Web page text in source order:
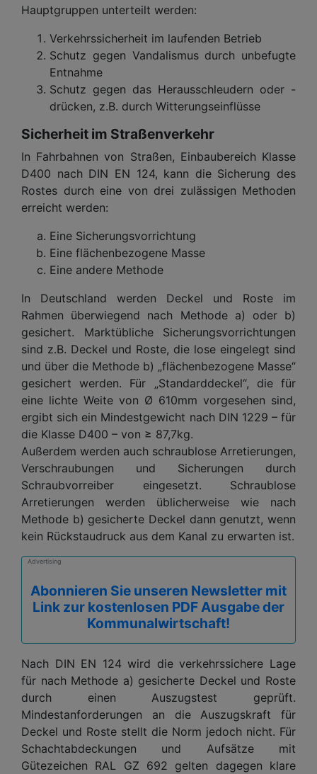
Hauptgruppen unterteilt werden:
Verkehrssicherheit im laufenden Betrieb
Schutz gegen Vandalismus durch unbefugte
Entnahme
Schutz gegen das Herausschleudern oder -
drücken, z.B. durch Witterungseinflüsse
Sicherheit im Straßenverkehr
In Fahrbahnen von Straßen, Einbaubereich Klasse
D400 nach DIN EN 124, kann die Sicherung des
Rostes durch eine von drei zulässigen Methoden
erreicht werden:
Eine Sicherungsvorrichtung
Eine flächenbezogene Masse
Eine andere Methode
In Deutschland werden Deckel und Roste im
Rahmen überwiegend nach Methode a) oder b)
gesichert. Marktübliche Sicherungsvorrichtungen
sind z.B. Deckel und Roste, die lose eingelegt sind
und über die Methode b) „flächenbezogene Masse“
gesichert werden. Für „Standarddeckel“, die für
eine lichte Weite von Ø 610mm vorgesehen sind,
ergibt sich ein Mindestgewicht nach DIN 1229 – für
die Klasse D400 – von ≥ 87,7kg.
Außerdem werden auch schraublose Arretierungen,
Verschraubungen und Sicherungen durch
Schraubvorreiber eingesetzt. Schraublose
Arretierungen werden üblicherweise wie nach
Methode b) gesicherte Deckel dann genutzt, wenn
kein Rückstaudruck aus dem Kanal zu erwarten ist.
Advertising
Abonnieren Sie unseren Newsletter mit
Link zur kostenlosen PDF Ausgabe der
Kommunalwirtschaft!
Nach DIN EN 124 wird die verkehrssichere Lage
für nach Methode a) gesicherte Deckel und Roste
durch einen Auszugstest geprüft.
Mindestanforderungen an die Auszugskraft für
Deckel und Roste stellt die Norm jedoch nicht. Für
Schachtabdeckungen und Aufsätze mit
Gütezeichen RAL GZ 692 gelten dagegen klare